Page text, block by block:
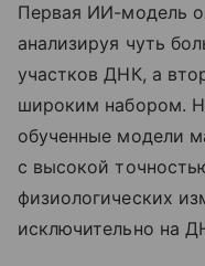
Первая ИИ-модель
анализируя чуть
участков ДНК, а
широким набором.
обученные модели
с высокой
физиологических
исключительно на